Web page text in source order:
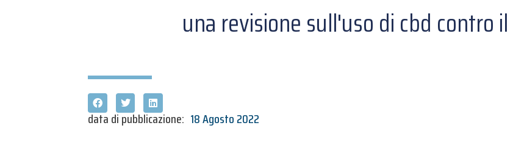
una revisione sull'uso di cbd contro
data di pubblicazione: 18 Agosto 2022